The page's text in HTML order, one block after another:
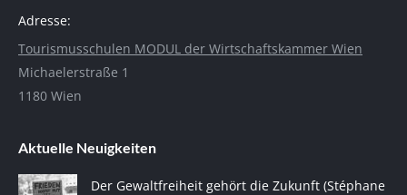
Adresse:
Tourismusschulen MODUL der Wirtschaftskammer Wien
Michaelerstraße 1
1180 Wien
Aktuelle Neuigkeiten
Der Gewaltfreiheit gehört die Zukunft (Stéphane